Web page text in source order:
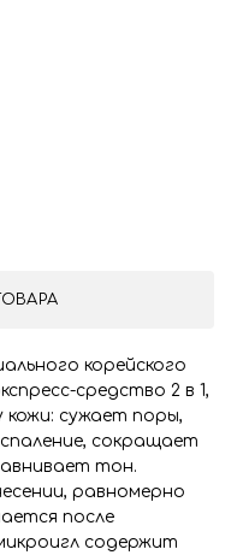
корейского
средство 2 в 1,
сужает поры,
сокращает
тон.
равномерно
после
содержит